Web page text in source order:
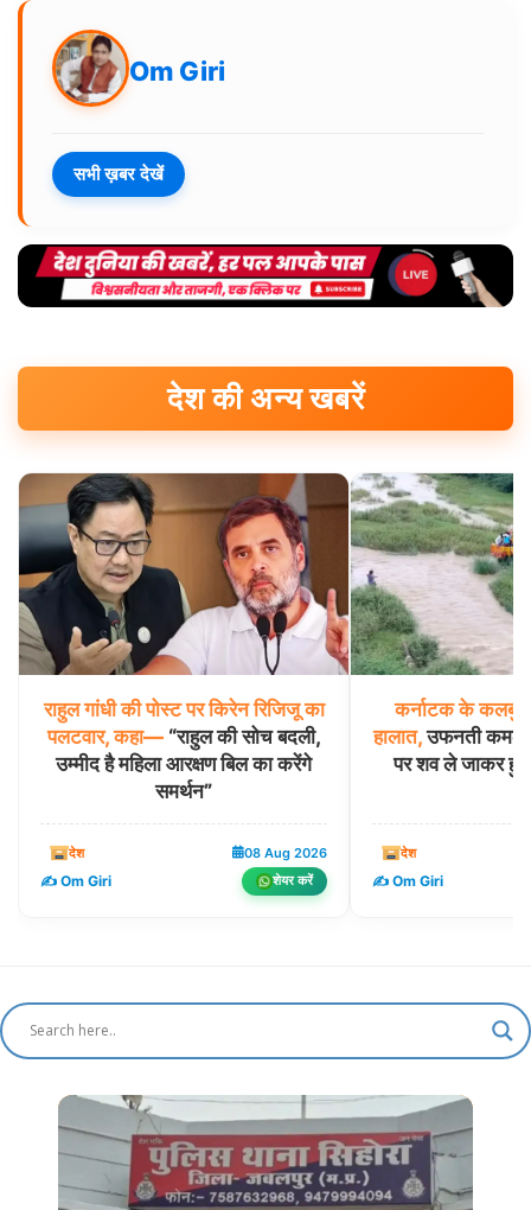
Om Giri
सभी ख़बर देखें
देश की अन्य खबरें
राहुल गांधी की पोस्ट पर किरेन रिजिजू का
पलटवार, कहा—“राहुल की सोच बदली,
उम्मीद है महिला आरक्षण बिल का करेंगे
समर्थन”
देश 08 Aug 2026
✍️ Om Giri शेयर करें
कर्नाटक के कलबुर्गी
हालात,उफनती
पर शव ले जाकर
देश
✍️ Om Giri